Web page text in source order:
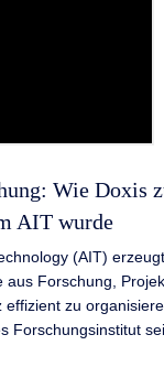
Wie Doxis
AIT wurde
(AIT)
Forschung,
effizient zu
Forschungsinstitut